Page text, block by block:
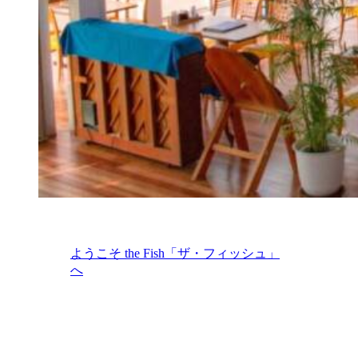
ようこそ the Fish「ザ・フィッシュ」
へ